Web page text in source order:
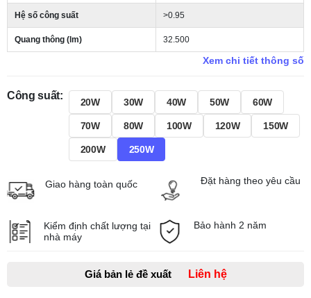
Hệ số công suất >0.95
Quang thông (lm) 32.500
Xem chi tiết thông số
Công suất:
20W 30W 40W 50W 60W
70W 80W 100W 120W 150W
200W 250W
Giao hàng toàn quốc Đặt hàng theo yêu cầu
Kiểm định chất lượng tại
nhà máy
Bảo hành 2 năm
Giá bản lẻ đề xuất Liên hệ